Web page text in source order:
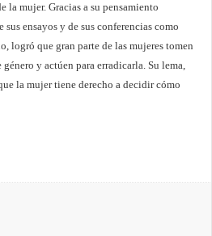
la mujer. Gracias a su pensamiento
ensayos y de sus conferencias como
logró que gran parte de las mujeres tomen
y actúen para erradicarla. Su lema,
la mujer tiene derecho a decidir cómo